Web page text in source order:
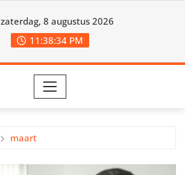
zaterdag, 8 augustus 2026
11:38:35 PM
maart